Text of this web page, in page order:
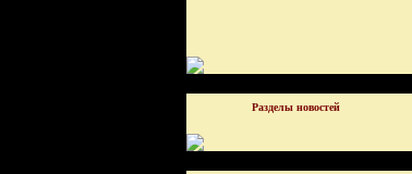
Разделы новостей